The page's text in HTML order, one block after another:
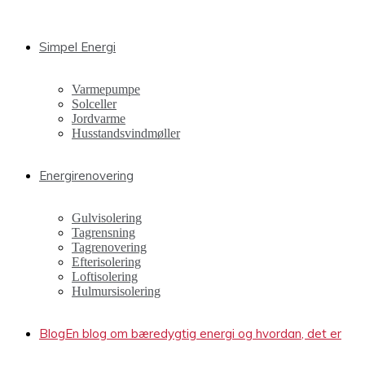
Simpel Energi
Varmepumpe
Solceller
Jordvarme
Husstandsvindmøller
Energirenovering
Gulvisolering
Tagrensning
Tagrenovering
Efterisolering
Loftisolering
Hulmursisolering
BlogEn blog om bæredygtig energi og hvordan, det er